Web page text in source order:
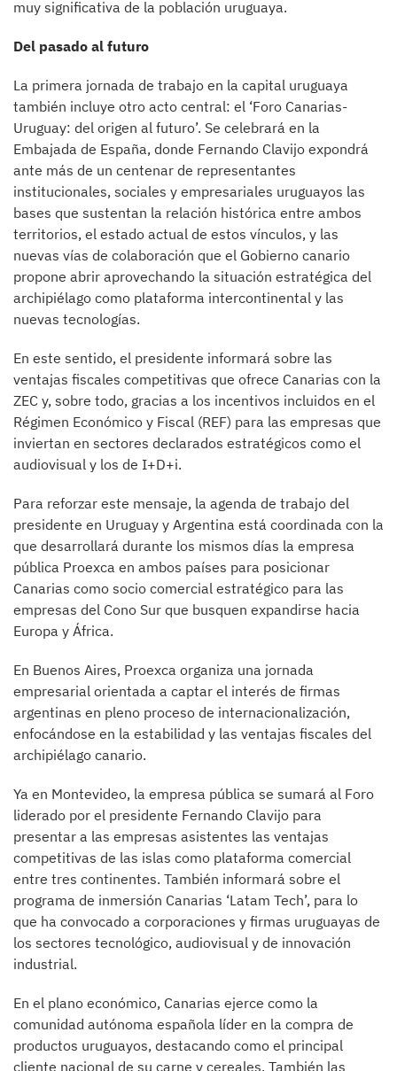
muy significativa de la población uruguaya.
Del pasado al futuro
La primera jornada de trabajo en la capital uruguaya
también incluye otro acto central: el ‘Foro Canarias-
Uruguay: del origen al futuro’. Se celebrará en la
Embajada de España, donde Fernando Clavijo expondrá
ante más de un centenar de representantes
institucionales, sociales y empresariales uruguayos las
bases que sustentan la relación histórica entre ambos
territorios, el estado actual de estos vínculos, y las
nuevas vías de colaboración que el Gobierno canario
propone abrir aprovechando la situación estratégica del
archipiélago como plataforma intercontinental y las
nuevas tecnologías.
En este sentido, el presidente informará sobre las
ventajas fiscales competitivas que ofrece Canarias con la
ZEC y, sobre todo, gracias a los incentivos incluidos en el
Régimen Económico y Fiscal (REF) para las empresas que
inviertan en sectores declarados estratégicos como el
audiovisual y los de I+D+i.
Para reforzar este mensaje, la agenda de trabajo del
presidente en Uruguay y Argentina está coordinada con la
que desarrollará durante los mismos días la empresa
pública Proexca en ambos países para posicionar
Canarias como socio comercial estratégico para las
empresas del Cono Sur que busquen expandirse hacia
Europa y África.
En Buenos Aires, Proexca organiza una jornada
empresarial orientada a captar el interés de firmas
argentinas en pleno proceso de internacionalización,
enfocándose en la estabilidad y las ventajas fiscales del
archipiélago canario.
Ya en Montevideo, la empresa pública se sumará al Foro
liderado por el presidente Fernando Clavijo para
presentar a las empresas asistentes las ventajas
competitivas de las islas como plataforma comercial
entre tres continentes. También informará sobre el
programa de inmersión Canarias ‘Latam Tech’, para lo
que ha convocado a corporaciones y firmas uruguayas de
los sectores tecnológico, audiovisual y de innovación
industrial.
En el plano económico, Canarias ejerce como la
comunidad autónoma española líder en la compra de
productos uruguayos, destacando como el principal
cliente nacional de su carne y cereales. También las